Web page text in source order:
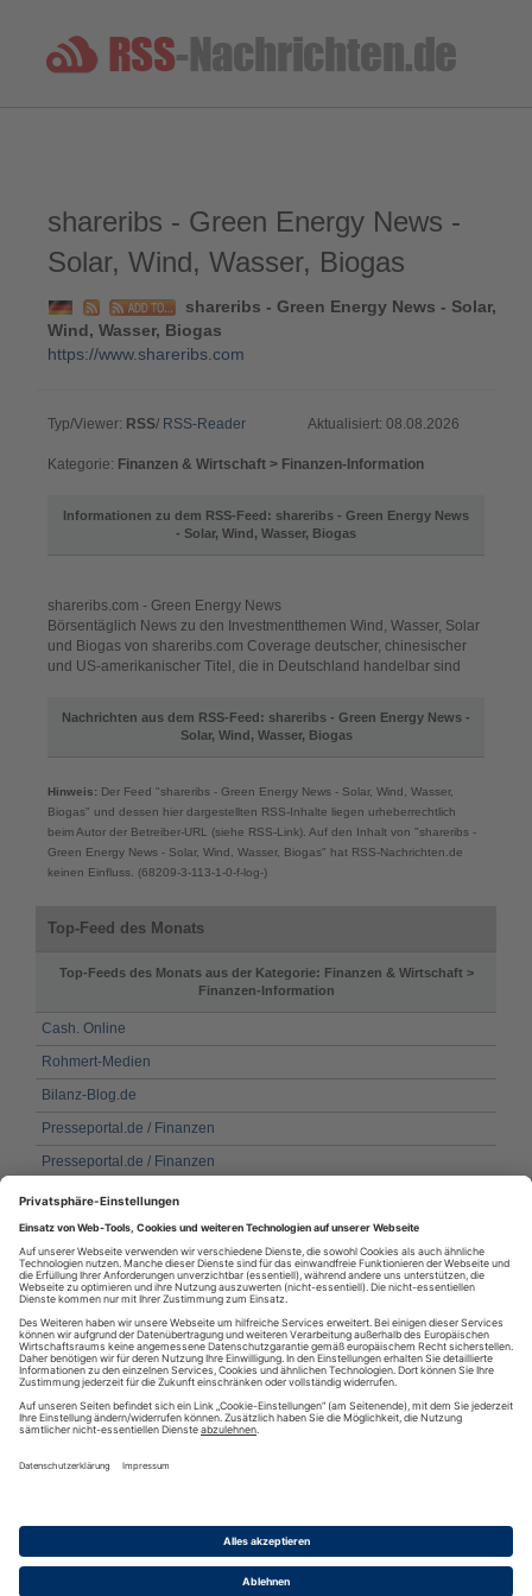
shareribs - Green Energy News -
Solar, Wind, Wasser, Biogas
shareribs - Green Energy News - Solar,
Wind, Wasser, Biogas
https://www.shareribs.com
Typ/Viewer: RSS/ RSS-Reader Aktualisiert: 08.08.2026
Kategorie: Finanzen & Wirtschaft > Finanzen-Information
Informationen zu dem RSS-Feed: shareribs - Green Energy News
- Solar, Wind, Wasser, Biogas
shareribs.com - Green Energy News
Börsentäglich News zu den Investmentthemen Wind, Wasser, Solar
und Biogas von shareribs.com Coverage deutscher, chinesischer
und US-amerikanischer Titel, die in Deutschland handelbar sind
Nachrichten aus dem RSS-Feed: shareribs - Green Energy News -
Solar, Wind, Wasser, Biogas
Hinweis: Der Feed "shareribs - Green Energy News - Solar, Wind, Wasser,
Biogas" und dessen hier dargestellten RSS-Inhalte liegen urheberrechtlich
beim Autor der Betreiber-URL (siehe RSS-Link). Auf den Inhalt von "shareribs -
Green Energy News - Solar, Wind, Wasser, Biogas" hat RSS-Nachrichten.de
keinen Einfluss. (68209-3-113-1-0-f-log-)
Top-Feed des Monats
Top-Feeds des Monats aus der Kategorie: Finanzen & Wirtschaft >
Finanzen-Information
Cash. Online
Rohmert-Medien
Bilanz-Blog.de
Presseportal.de / Finanzen
Presseportal.de / Finanzen
FinanzNachrichten.de: Aktuelle Nachrichten
shareribs - Green Energy News - Solar, Wind, Wasser, Biogas
Presseportal.de / Finanzen
FIDURA-Fonds-RSS-Feed - Spendenwebsite
Geldwiki - Dein Finanznavigator
Datenschutzinformationen·Cookie-Einstellungen·Impressum · AGB
& Nutzungsbedingungen·Partnerprogramme